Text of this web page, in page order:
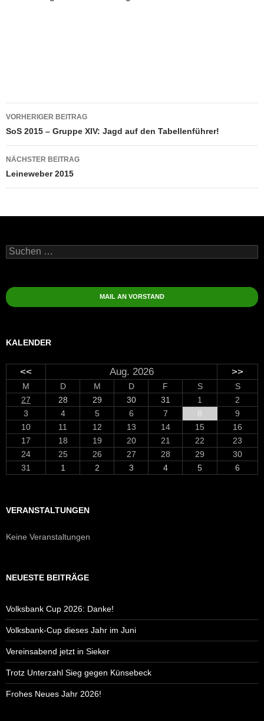
Beitragsnavigation
VORHERIGER BEITRAG
SoS 2015 – Gruppe XIV: Jagd auf den Tabellenführer!
NÄCHSTER BEITRAG
Leineweber 2015
Suchen
nach:
MAIL AN VORSTAND
KALENDER
<< Aug. 2026 >>
M D M D F S
S
27
28 29 30 31 1
2
3
4 5 6 7 8
9
10
11 12 13 14 15
16
17
18 19 20 21 22
23
24
25 26 27 28 29
30
31
1 2 3 4 5 6
VERANSTALTUNGEN
Keine Veranstaltungen
NEUESTE BEITRÄGE
Volksbank Cup 2026: Danke!
Volksbank-Cup dieses Jahr im Juni
Vereinsabend jetzt in Sieker
Trotz Unterzahl Sieg gegen Künsebeck
Frohes Neues Jahr 2026!